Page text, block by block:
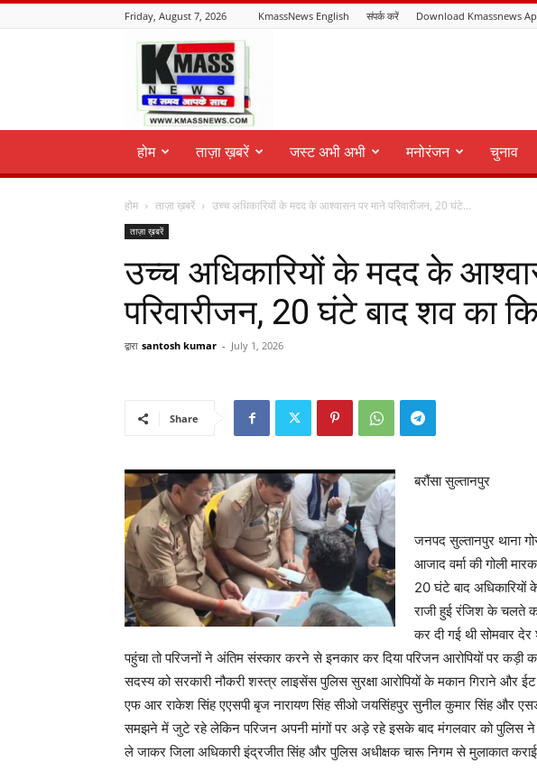
Friday, August 7, 2026 KmassNews English संपर्क करें Download Kmassnews
KmassNews
होम ताज़ा ख़बरें जस्ट अभी अभी मनोरंजन चुनाव
होम ताज़ा ख़बरें उच्च अधिकारियों के मदद के आश्वासन पर माने परिवारीजन, 20 घंटे...
ताज़ा ख़बरें
उच्च अधिकारियों के मदद के
परिवारीजन, 20 घंटे बाद शव का
द्वारा santosh kumar - July 1, 2026
Share
बरौंसा सुल्तानपुर
जनपद सुल्तानपुर थाना
आजाद वर्मा की गोली
20 घंटे बाद
राजी हुई रंजिश के चलते
कर दी गई थी सोमवार
पहुंचा तो परिजनों ने अंतिम संस्कार करने से इनकार कर दिया परिजन आरोपियों पर कड़ी
सदस्य को सरकारी नौकरी शस्त्र लाइसेंस पुलिस सुरक्षा आरोपियों के मकान गिराने और
एफ आर राकेश सिंह एएसपी बृज नारायण सिंह सीओ जयसिंहपुर सुनील कुमार सिंह और
समझने में जुटे रहे लेकिन परिजन अपनी मांगों पर अड़े रहे इसके बाद मंगलवार को पुलिस ने
ले जाकर जिला अधिकारी इंद्रजीत सिंह और पुलिस अधीक्षक चारू निगम से मुलाकात कराई